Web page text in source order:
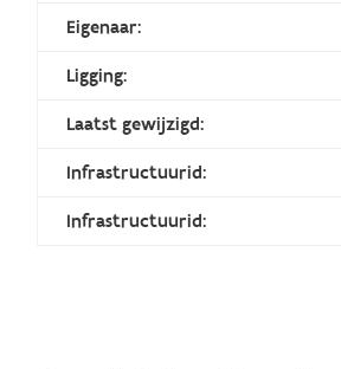
Eigenaar:
Ligging:
Laatst gewijzigd:
Infrastructuurid:
Infrastructuurid: